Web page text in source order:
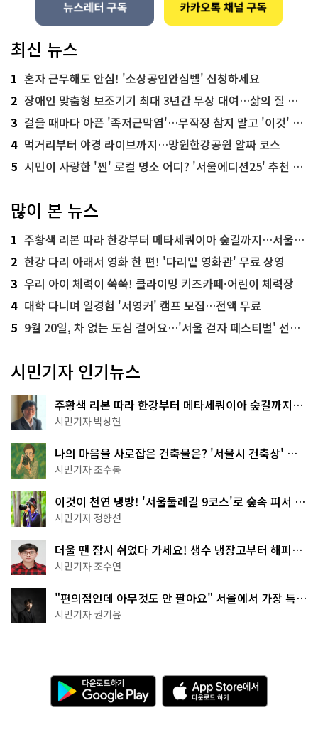
최신 뉴스
1 혼자 근무해도 안심! '소상공인안심벨' 신청하세요
2 장애인 맞춤형 보조기기 최대 3년간 무상 대여…삶의 질 높인다
3 걸을 때마다 아픈 '족저근막염'…무작정 참지 말고 '이것' 해보세요!
4 먹거리부터 야경 라이브까지…망원한강공원 알짜 코스
5 시민이 사랑한 '찐' 로컬 명소 어디? '서울에디션25' 추천 코스
많이 본 뉴스
1 주황색 리본 따라 한강부터 메타세쿼이아 숲길까지…서울둘레길 15코스
2 한강 다리 아래서 영화 한 편! '다리밑 영화관' 무료 상영
3 우리 아이 체력이 쑥쑥! 클라이밍 키즈카페·어린이 체력장
4 대학 다니며 일경험 '서영커' 캠프 모집…전액 무료
5 9월 20일, 차 없는 도심 걸어요…'서울 걷자 페스티벌' 선착순 5천명
시민기자 인기뉴스
주황색 리본 따라 한강부터 메타세쿼이아 숲길까지…
서울둘레길 15코스
시민기자 박상현
나의 마음을 사로잡은 건축물은? '서울시 건축상' 수
상작 공개!
시민기자 조수봉
이것이 천연 냉방! '서울둘레길 9코스'로 숲속 피서 떠
나볼까
시민기자 정향선
더울 땐 잠시 쉬었다 가세요! 생수 냉장고부터 해피소
·무더위쉼터까지
시민기자 조수연
"편의점인데 아무것도 안 팔아요" 서울에서 가장 특별
한 편의점의 정체
시민기자 권기윤
다
운
로
A
p
p